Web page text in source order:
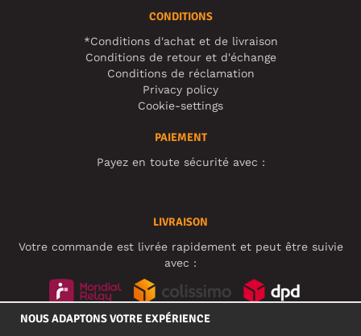
CONDITIONS
*Conditions d'achat et de livraison
Conditions de retour et d'échange
Conditions de réclamation
Privacy policy
Cookie-settings
PAIEMENT
Payez en toute sécurité avec :
LIVRAISON
Votre commande est livrée rapidement et peut être suivie
avec :
NOUS ADAPTONS VOTRE EXPÉRIENCE